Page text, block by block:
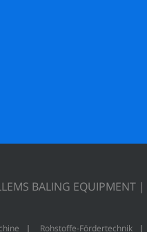
BALING EQUIPMENT |
Rohstoffe-Fördertechnik